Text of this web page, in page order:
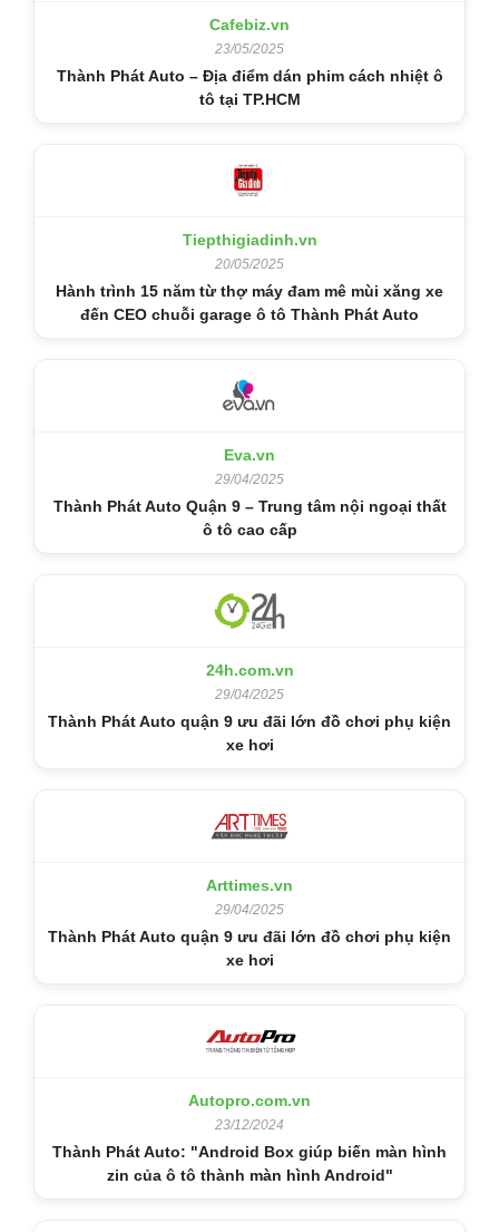
Cafebiz.vn
23/05/2025
Thành Phát Auto – Địa điểm dán phim cách nhiệt ô
tô tại TP.HCM
Tiepthigiadinh.vn
20/05/2025
Hành trình 15 năm từ thợ máy đam mê mùi xăng xe
đến CEO chuỗi garage ô tô Thành Phát Auto
Eva.vn
29/04/2025
Thành Phát Auto Quận 9 – Trung tâm nội ngoại thất
ô tô cao cấp
24h.com.vn
29/04/2025
Thành Phát Auto quận 9 ưu đãi lớn đồ chơi phụ kiện
xe hơi
Arttimes.vn
29/04/2025
Thành Phát Auto quận 9 ưu đãi lớn đồ chơi phụ kiện
xe hơi
Autopro.com.vn
23/12/2024
Thành Phát Auto: "Android Box giúp biến màn hình
zin của ô tô thành màn hình Android"